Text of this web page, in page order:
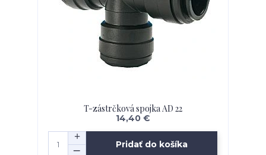
T-zástrčková spojka AD 22
14,40 €
Pridať do košíka